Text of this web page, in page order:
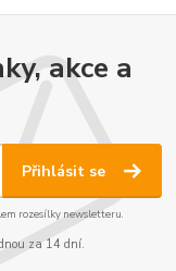
akce a
Přihlásit se
rozesílky newsletteru.
za 14 dní.